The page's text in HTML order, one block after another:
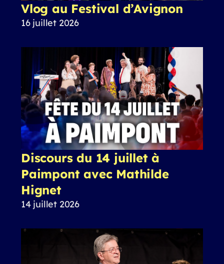
Vlog au Festival d’Avignon
16 juillet 2026
Discours du 14 juillet à
Paimpont avec Mathilde
Hignet
14 juillet 2026